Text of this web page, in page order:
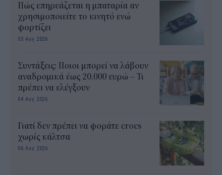
Πώς επηρεάζεται η μπαταρία αν
χρησιμοποιείτε το κινητό ενώ
φορτίζει
03 Αυγ 2026
Συντάξεις: Ποιοι μπορεί να λάβουν
αναδρομικά έως 20.000 ευρώ – Τι
πρέπει να ελέγξουν
04 Αυγ 2026
Γιατί δεν πρέπει να φοράτε crocs
χωρίς κάλτσα
06 Αυγ 2026